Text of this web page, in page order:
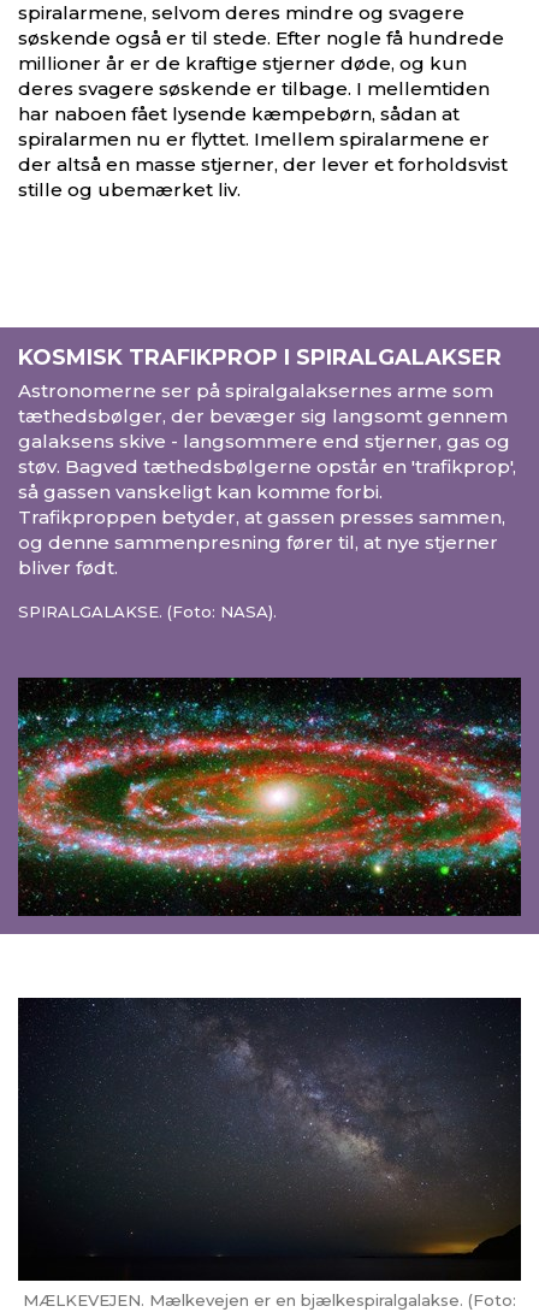
spiralarmene, selvom deres mindre og svagere
søskende også er til stede. Efter nogle få hundrede
millioner år er de kraftige stjerner døde, og kun
deres svagere søskende er tilbage. I mellemtiden
har naboen fået lysende kæmpebørn, sådan at
spiralarmen nu er flyttet. Imellem spiralarmene er
der altså en masse stjerner, der lever et forholdsvist
stille og ubemærket liv.
KOSMISK TRAFIKPROP I SPIRALGALAKSER
Astronomerne ser på spiralgalaksernes arme som
tæthedsbølger, der bevæger sig langsomt gennem
galaksens skive - langsommere end stjerner, gas og
støv. Bagved tæthedsbølgerne opstår en 'trafikprop',
så gassen vanskeligt kan komme forbi.
Trafikproppen betyder, at gassen presses sammen,
og denne sammenpresning fører til, at nye stjerner
bliver født.
SPIRALGALAKSE. (Foto: NASA).
MÆLKEVEJEN. Mælkevejen er en bjælkespiralgalakse. (Foto: